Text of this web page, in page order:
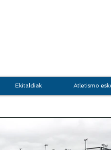
Ekitaldiak Atletismo